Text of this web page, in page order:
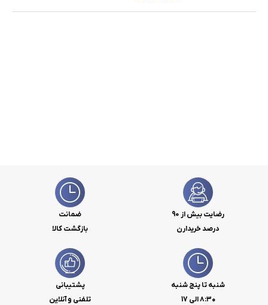
رضایت بیش از 90
درصد خریدارن
ضمانت
بازگشت کالا
شنبه تا پنج شنبه
۸:۳۰ الی 17
پشتیبانی
تلفنی و آنلاین